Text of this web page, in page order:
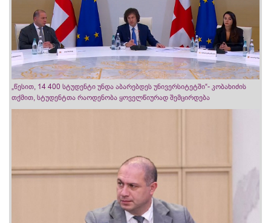
„წესით, 14 400 სტუდენტი უნდა აბარებდეს უნივერსიტეტში“- კობახიძის
თქმით, სტუდენტთა რაოდენობა ყოველწიურად შემცირდება